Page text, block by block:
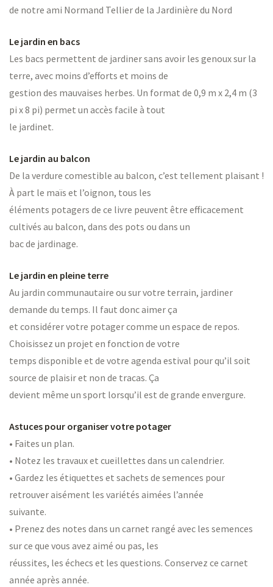
de notre ami Normand Tellier de la Jardinière du Nord
Le jardin en bacs
Les bacs permettent de jardiner sans avoir les genoux sur la
terre, avec moins d’efforts et moins de
gestion des mauvaises herbes. Un format de 0,9 m x 2,4 m (3
pi x 8 pi) permet un accès facile à tout
le jardinet.
Le jardin au balcon
De la verdure comestible au balcon, c’est tellement plaisant !
À part le maïs et l’oignon, tous les
éléments potagers de ce livre peuvent être efficacement
cultivés au balcon, dans des pots ou dans un
bac de jardinage.
Le jardin en pleine terre
Au jardin communautaire ou sur votre terrain, jardiner
demande du temps. Il faut donc aimer ça
et considérer votre potager comme un espace de repos.
Choisissez un projet en fonction de votre
temps disponible et de votre agenda estival pour qu’il soit
source de plaisir et non de tracas. Ça
devient même un sport lorsqu’il est de grande envergure.
Astuces pour organiser votre potager
• Faites un plan.
• Notez les travaux et cueillettes dans un calendrier.
• Gardez les étiquettes et sachets de semences pour
retrouver aisément les variétés aimées l’année
suivante.
• Prenez des notes dans un carnet rangé avec les semences
sur ce que vous avez aimé ou pas, les
réussites, les échecs et les questions. Conservez ce carnet
année après année.